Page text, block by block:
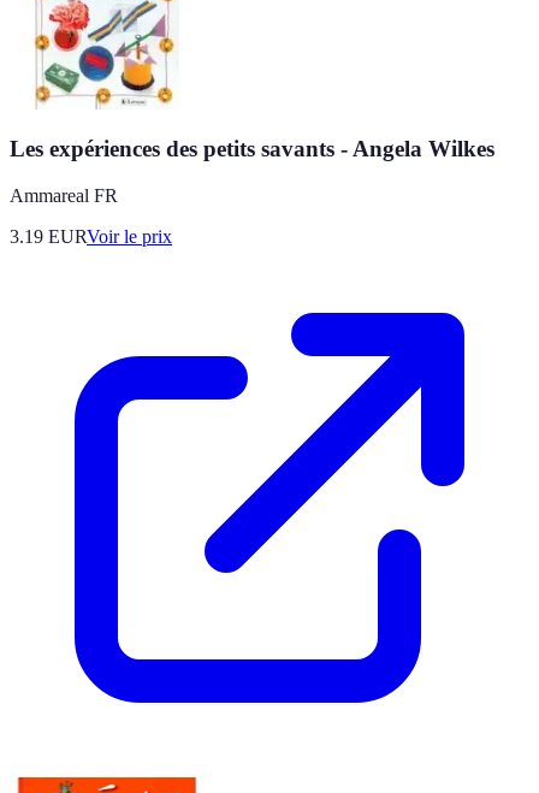
Les expériences des petits savants - Angela Wilkes
Ammareal FR
3.19 EURVoir le prix